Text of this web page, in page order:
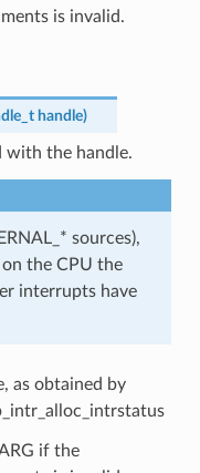
is invalid.
handle)
with the handle.
sources),
the CPU the
interrupts have
as obtained by
if the